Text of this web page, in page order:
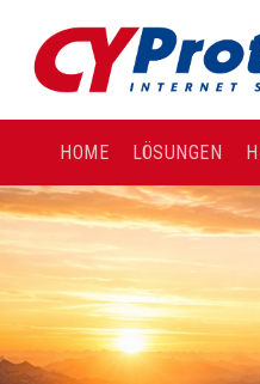
HOME LÖSUNGEN